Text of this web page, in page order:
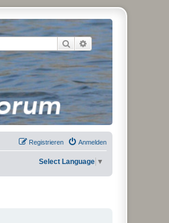
Suche Erweiterte Suche
Anmelden
Registrieren
Select Language ▼